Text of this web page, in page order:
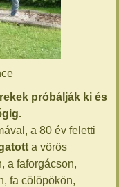
próbálják ki és
a 80 év feletti
a vörös
a faforgácson,
fa cölöpökön,